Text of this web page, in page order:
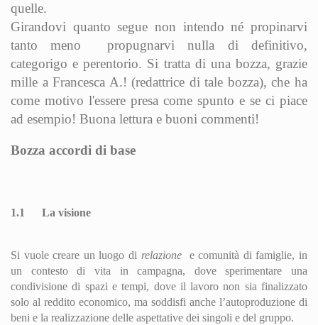
quelle.
Girandovi quanto segue non intendo né propinarvi
tanto meno propugnarvi nulla di definitivo,
categorigo e perentorio. Si tratta di una bozza, grazie
mille a Francesca A.! (redattrice di tale bozza), che ha
come motivo l'essere presa come spunto e se ci piace
ad esempio! Buona lettura e buoni commenti!
Bozza accordi di base
1.1 La visione
Si vuole creare un luogo di relazione
e comunità di famiglie, in
un contesto di vita in campagna, dove sperimentare una
condivisione di spazi e tempi, dove il lavoro non sia finalizzato
solo al reddito economico, ma soddisfi anche l’autoproduzione di
beni e la realizzazione delle aspettative dei singoli e del gruppo.